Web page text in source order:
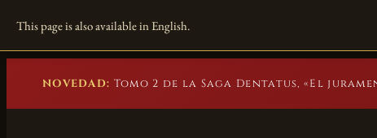
NOVEDAD: Tomo 2 de la Saga Dentatus, «El
Marc Beuster
Novelas históricas
This page is also available in English.